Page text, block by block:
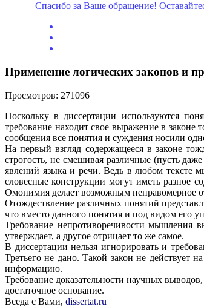
Спасибо за Ваше обращение!
Применение логических законов и
Просмотров: 271096
Поскольку в диссертации используются
требование находит свое выражение в законе
сообщения все понятия и суждения носили
На первый взгляд содержащееся в законе
строгость, не смешивая различные (пусть
явлений языка и речи. Ведь в любом тексте
словесные конструкции могут иметь разное
Омонимия делает возможным неправомерное
Отождествление различных понятий
что вместо данного понятия и под видом его
Требование непротиворечивости мышления
утверждает, а другое отрицает то же самое.
В диссертации нельзя игнорировать и
Третьего не дано. Такой закон не действует
информацию.
Требование доказательности научных
достаточное основание.
Вседа с Вами, dissertat.ru